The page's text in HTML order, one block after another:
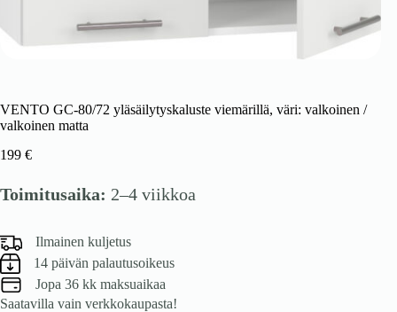
VENTO GC-80/72 yläsäilytyskaluste viemärillä, väri: valkoinen /
valkoinen matta
199 €
Toimitusaika: 2–4 viikkoa
Ilmainen kuljetus
14 päivän palautusoikeus
Jopa 36 kk maksuaikaa
Saatavilla vain verkkokaupasta!